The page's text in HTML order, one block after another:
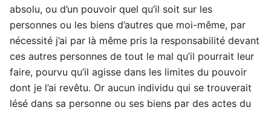
absolu, ou d’un pouvoir quel qu’il soit sur les
personnes ou les biens d’autres que moi-même, par
nécessité j’ai par là même pris la responsabilité devant
ces autres personnes de tout le mal qu’il pourrait leur
faire, pourvu qu’il agisse dans les limites du pouvoir
dont je l’ai revêtu. Or aucun individu qui se trouverait
lésé dans sa personne ou ses biens par des actes du